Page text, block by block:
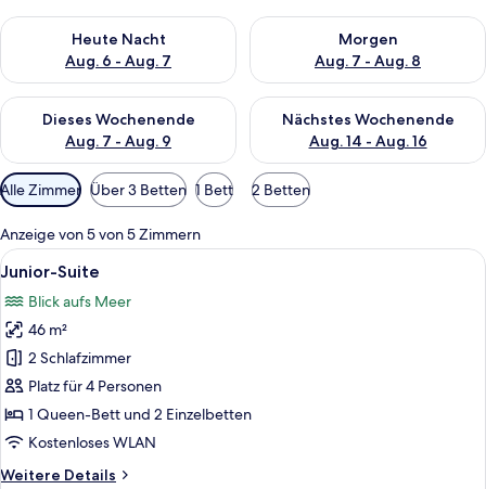
Heute Nacht
Aug. 6 - Aug. 7
Überprüfe die Verfügbarkeit für heute Nacht, Aug. 6 - Aug. 7.
Morgen
Aug. 7 - Aug. 8
Überprüfe die Verfügbarkeit
Dieses Wochenende
Aug. 7 - Aug. 9
Überprüfe die Verfügbarkeit für dieses Wochenende, Aug. 7
Nächstes Wochenende
Aug. 14 - Aug. 16
Überprüfe die Verfügbarkeit
Verfügbare
Filter
für
Zimmer
Alle Zimmer Über 3 Betten 1 Bett 2 Betten
Anzeige von 5 von 5 Zimmern
Alle
Fotos
für
Junior-
Suite
anzeigen
Ein Esstisch für zwei Personen,
5
Junior-Suite
Blick aufs Meer
46 m²
2 Schlafzimmer
Platz für 4 Personen
1 Queen-Bett und 2 Einzelbetten
Kostenloses WLAN
Weitere Details
Weitere